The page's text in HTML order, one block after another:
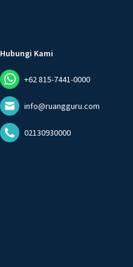
Hubungi Kami
+62 815-7441-0000
info@ruangguru.com
02130930000